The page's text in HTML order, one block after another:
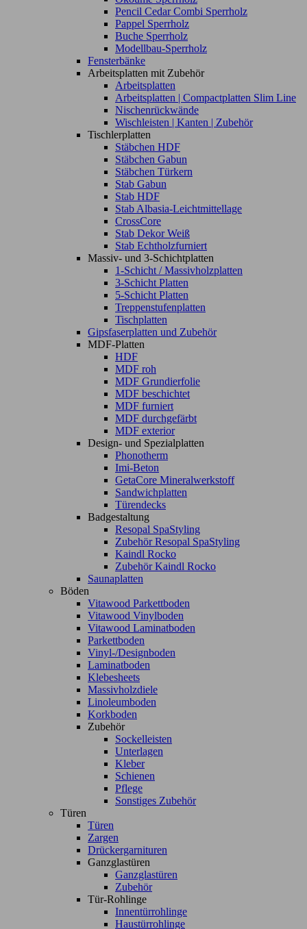
Pencil Cedar Combi Sperrholz
Pappel Sperrholz
Buche Sperrholz
Modellbau-Sperrholz
Fensterbänke
Arbeitsplatten mit Zubehör
Arbeitsplatten
Arbeitsplatten | Compactplatten Slim Line
Nischenrückwände
Wischleisten | Kanten | Zubehör
Tischlerplatten
Stäbchen HDF
Stäbchen Gabun
Stäbchen Türkern
Stab Gabun
Stab HDF
Stab Albasia-Leichtmittellage
CrossCore
Stab Dekor Weiß
Stab Echtholzfurniert
Massiv- und 3-Schichtplatten
1-Schicht / Massivholzplatten
3-Schicht Platten
5-Schicht Platten
Treppenstufenplatten
Tischplatten
Gipsfaserplatten und Zubehör
MDF-Platten
HDF
MDF roh
MDF Grundierfolie
MDF beschichtet
MDF furniert
MDF durchgefärbt
MDF exterior
Design- und Spezialplatten
Phonotherm
Imi-Beton
GetaCore Mineralwerkstoff
Sandwichplatten
Türendecks
Badgestaltung
Resopal SpaStyling
Zubehör Resopal SpaStyling
Kaindl Rocko
Zubehör Kaindl Rocko
Saunaplatten
Böden
Vitawood Parkettboden
Vitawood Vinylboden
Vitawood Laminatboden
Parkettboden
Vinyl-/Designboden
Laminatboden
Klebesheets
Massivholzdiele
Linoleumboden
Korkboden
Zubehör
Sockelleisten
Unterlagen
Kleber
Schienen
Pflege
Sonstiges Zubehör
Türen
Türen
Zargen
Drückergarnituren
Ganzglastüren
Ganzglastüren
Zubehör
Tür-Rohlinge
Innentürrohlinge
Haustürrohlinge